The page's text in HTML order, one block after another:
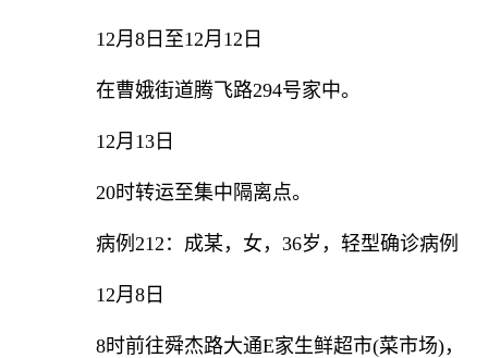
12月8日至12月12日
在曹娥街道腾飞路294号家中。
12月13日
20时转运至集中隔离点。
病例212：成某，女，36岁，轻型确诊病例
12月8日
8时前往舜杰路大通E家生鲜超市(菜市场)，